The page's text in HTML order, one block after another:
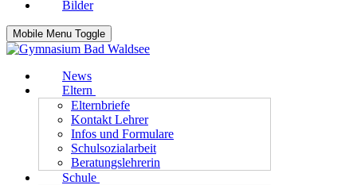
Bilder
Mobile Menu Toggle
News
Eltern
Elternbriefe
Kontakt Lehrer
Infos und Formulare
Schulsozialarbeit
Beratungslehrerin
Schule